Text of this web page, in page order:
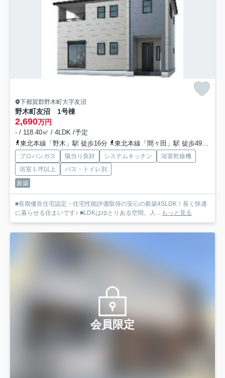
下都賀郡野木町大字友沼
野木町友沼 1号棟
2,690万円
- / 118.40㎡ / 4LDK /予定
東北本線「野木」駅 徒歩16分
東北本線「間々田」駅 徒歩49分
プロパンガス 陽当り良好 システムキッチン
浴室乾燥機
浴室１坪以上
バス・トイレ別
新築
■長期優良住宅認定・住宅性能評価取得の安心の新築4SLDK！長く快適
に暮らせる住まいです♪ ■LDKはゆとりある空間。人... もっと見る
会員限定